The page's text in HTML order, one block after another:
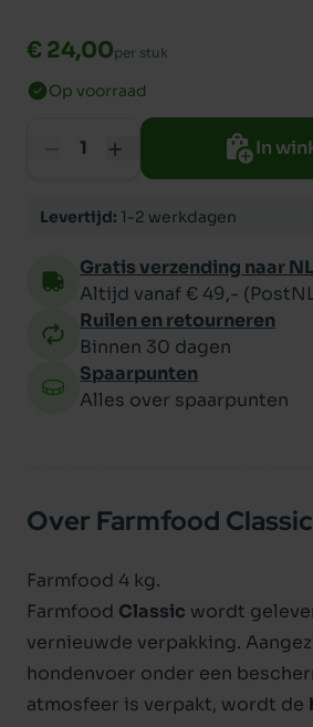
€ 24,00per stuk
Op voorraad
In
Levertijd: 1-2 werkdagen
Gratis verzending naar
Altijd vanaf € 49,-
Ruilen en retourneren
Binnen 30 dagen
Spaarpunten
Alles over spaarpunten
Over Farmfood
Farmfood 4 kg.
Farmfood Classic wordt
vernieuwde verpakking.
hondenvoer onder een
atmosfeer is verpakt, wordt de